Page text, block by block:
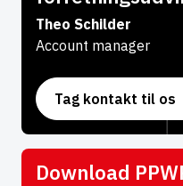
Theo Schilder
Account manager
Tag kontakt til os
Download